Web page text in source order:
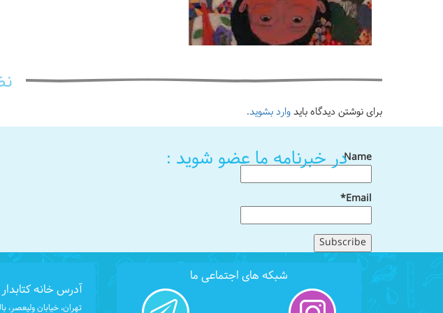
برای نوشتن دیدگاه بایدوارد بشوید.
در خبرنامه ما عضو شوید :Name
Email*
شبکه های اجتماعی ما
آدرس خانه کتابدار
تهران، خیابان ولیعصر،